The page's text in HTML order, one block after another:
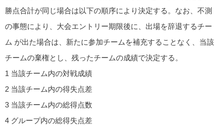
勝点合計が同じ場合は以下の順序により決定する。なお、不測
の事態により、大会エントリー期限後に、出場を辞退するチー
ム が出た場合は、新たに参加チームを補充することなく、当該
チームの棄権とし、残ったチームの成績で決定する。
1 当該チーム内の対戦成績
2 当該チーム内の得失点差
3 当該チーム内の総得点数
4 グループ内の総得失点差